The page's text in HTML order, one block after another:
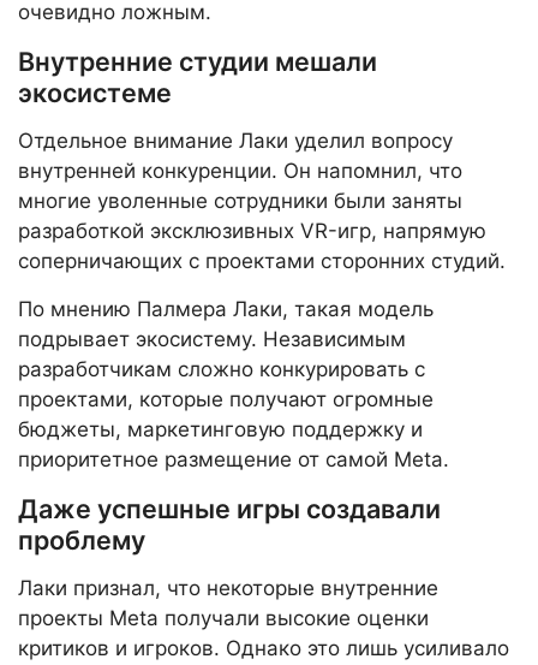
очевидно ложным.
Внутренние студии мешали
экосистеме
Отдельное внимание Лаки уделил вопросу
внутренней конкуренции. Он напомнил, что
многие уволенные сотрудники были заняты
разработкой эксклюзивных VR-игр, напрямую
соперничающих с проектами сторонних студий.
По мнению Палмера Лаки, такая модель
подрывает экосистему. Независимым
разработчикам сложно конкурировать с
проектами, которые получают огромные
бюджеты, маркетинговую поддержку и
приоритетное размещение от самой Meta.
Даже успешные игры создавали
проблему
Лаки признал, что некоторые внутренние
проекты Meta получали высокие оценки
критиков и игроков. Однако это лишь усиливало